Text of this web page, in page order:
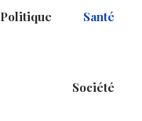
Politique Santé
Société